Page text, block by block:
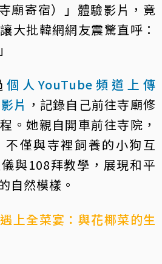
廟寄宿）」體驗影片，竟
大批韓網網友震驚直呼：
個人YouTube頻道上傳
片 ，記錄自己前往寺廟修
。她親自開車前往寺院，
僅與寺裡飼養的小狗互
與108拜教學，展現和平
自然模樣。
上全菜宴：與花椰菜的生